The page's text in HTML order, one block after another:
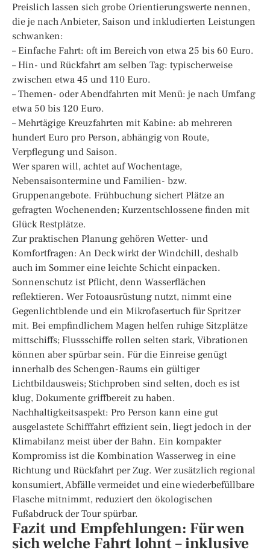
Preislich lassen sich grobe Orientierungswerte nennen,
die je nach Anbieter, Saison und inkludierten Leistungen
schwanken:
– Einfache Fahrt: oft im Bereich von etwa 25 bis 60 Euro.
– Hin- und Rückfahrt am selben Tag: typischerweise
zwischen etwa 45 und 110 Euro.
– Themen- oder Abendfahrten mit Menü: je nach Umfang
etwa 50 bis 120 Euro.
– Mehrtägige Kreuzfahrten mit Kabine: ab mehreren
hundert Euro pro Person, abhängig von Route,
Verpflegung und Saison.
Wer sparen will, achtet auf Wochentage,
Nebensaisontermine und Familien- bzw.
Gruppenangebote. Frühbuchung sichert Plätze an
gefragten Wochenenden; Kurzentschlossene finden mit
Glück Restplätze.
Zur praktischen Planung gehören Wetter- und
Komfortfragen: An Deck wirkt der Windchill, deshalb
auch im Sommer eine leichte Schicht einpacken.
Sonnenschutz ist Pflicht, denn Wasserflächen
reflektieren. Wer Fotoausrüstung nutzt, nimmt eine
Gegenlichtblende und ein Mikrofasertuch für Spritzer
mit. Bei empfindlichem Magen helfen ruhige Sitzplätze
mittschiffs; Flussschiffe rollen selten stark, Vibrationen
können aber spürbar sein. Für die Einreise genügt
innerhalb des Schengen-Raums ein gültiger
Lichtbildausweis; Stichproben sind selten, doch es ist
klug, Dokumente griffbereit zu haben.
Nachhaltigkeitsaspekt: Pro Person kann eine gut
ausgelastete Schifffahrt effizient sein, liegt jedoch in der
Klimabilanz meist über der Bahn. Ein kompakter
Kompromiss ist die Kombination Wasserweg in eine
Richtung und Rückfahrt per Zug. Wer zusätzlich regional
konsumiert, Abfälle vermeidet und eine wiederbefüllbare
Flasche mitnimmt, reduziert den ökologischen
Fußabdruck der Tour spürbar.
Fazit und Empfehlungen: Für wen
sich welche Fahrt lohnt – inklusive